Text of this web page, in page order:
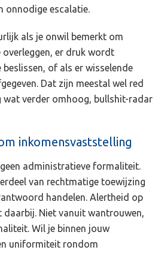
onnodige escalatie.
als je onwil bemerkt om
overleggen, er druk wordt
of als er wisselende
Dat zijn meestal wel red
wat verder omhoog, bullshit-radar
inkomensvaststelling
administratieve formaliteit.
van rechtmatige toewijzing
handelen. Alertheid op
Niet vanuit wantrouwen,
Wil je binnen jouw
uniformiteit rondom